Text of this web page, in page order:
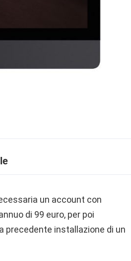
un account con
di 99 euro, per poi
precedente installazione di un